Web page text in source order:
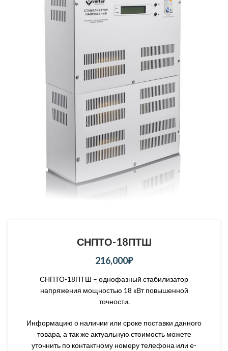
СНПТО-18ПТШ
216,000₽
СНПТО-18ПТШ – однофазный стабилизатор
напряжения мощностью 18 кВт повышенной
точности.
Информацию о наличии или сроке поставки данного
товара, а так же актуальную стоимость можете
уточнить по контактному номеру телефона или e-